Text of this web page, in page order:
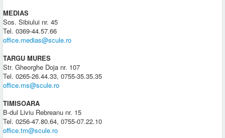
MEDIAS
Sos. Sibiului nr. 45
Tel. 0369-44.57.66
office.medias@scule.ro
TARGU MURES
Str. Gheorghe Doja nr. 107
Tel. 0265-26.44.33, 0755-35.35.35
office.ms@scule.ro
TIMISOARA
B-dul Liviu Rebreanu nr. 15
Tel. 0256-47.80.64, 0755-07.22.10
office.tm@scule.ro